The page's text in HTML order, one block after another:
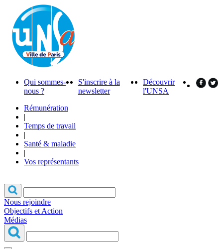
Qui sommes-
nous ?
S'inscrire à la
newsletter
Découvrir
l'UNSA
Rémunération
|
Temps de travail
|
Santé & maladie
|
Vos représentants
Nous rejoindre
Objectifs et Action
Médias